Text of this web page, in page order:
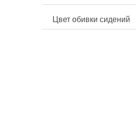
Цвет обивки сидений